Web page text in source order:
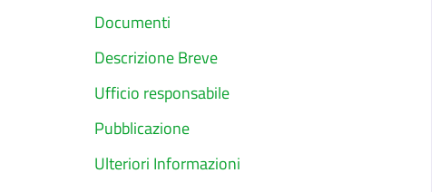
Documenti
Descrizione Breve
Ufficio responsabile
Pubblicazione
Ulteriori Informazioni